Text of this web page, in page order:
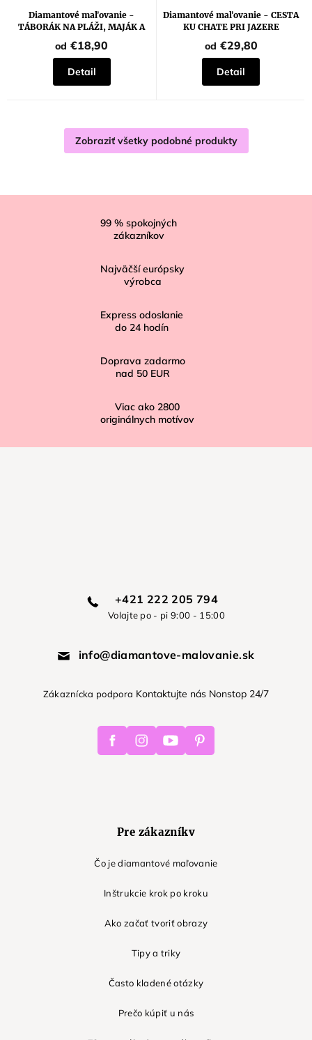
Diamantové maľovanie -
TÁBORÁK NA PLÁŽI, MAJÁK A
ZÁPAD SLNKA
od €18,90
Detail
Diamantové maľovanie - CESTA
KU CHATE PRI JAZERE
od €29,80
Detail
Zobraziť všetky podobné produkty
99 % spokojných
zákazníkov
Najväčší európsky
výrobca
Express odoslanie
do 24 hodín
Doprava zadarmo
nad 50 EUR
Viac ako 2800
originálnych motívov
+421 222 205 794
Volajte po - pi 9:00 - 15:00
info@diamantove-malovanie.sk
Zákaznícka podpora Kontaktujte nás Nonstop 24/7
FacebookInstagramYoutube Pinterest
Pre zákazníkv
Čo je diamantové maľovanie
Inštrukcie krok po kroku
Ako začať tvoriť obrazy
Tipy a triky
Často kladené otázky
Prečo kúpiť u nás